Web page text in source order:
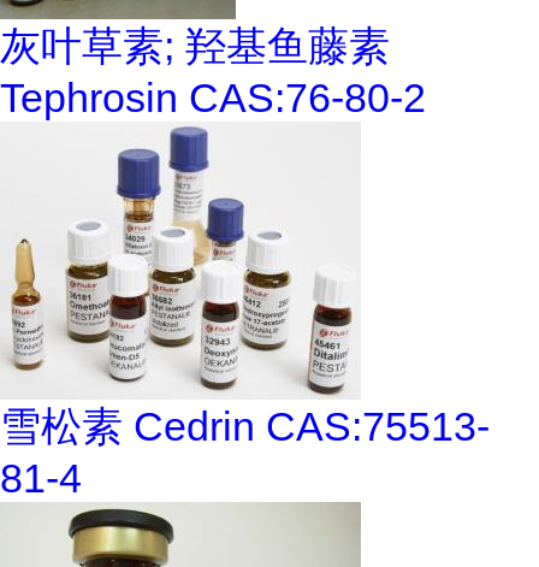
灰叶草素; 羟基鱼藤素
Tephrosin CAS:76-80-2
雪松素 Cedrin CAS:75513-
81-4